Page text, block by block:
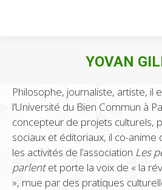
YOVAN
Philosophe, journaliste, artiste, il
l’Université du Bien Commun à
concepteur de projets culturels,
sociaux et éditoriaux, il co-anime
les activités de l’association Les
parlentet porte la voix de « la
», mue par des pratiques